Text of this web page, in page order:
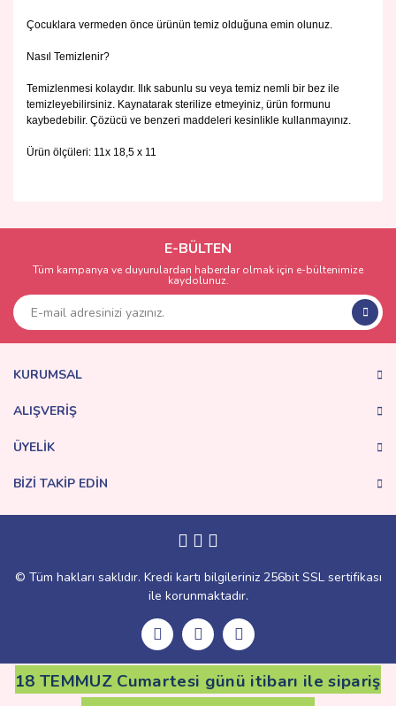
Çocuklara vermeden önce ürünün temiz olduğuna emin olunuz.
Nasıl Temizlenir?
Temizlenmesi kolaydır. Ilık sabunlu su veya temiz nemli bir bez ile
temizleyebilirsiniz. Kaynatarak sterilize etmeyiniz, ürün formunu
kaybedebilir. Çözücü ve benzeri maddeleri kesinlikle kullanmayınız.
Ürün ölçüleri: 11x 18,5 x 11
Yorum Yaz
kullanarak tarafımıza iletebilirsiniz.
Görüş ve önerileriniz için teşekkür ederiz.
Ürün açıklamasında eksik bilgiler bulunuyor.
Ürün bilgilerinde hatalar bulunuyor.
E-BÜLTEN
Tüm kampanya ve duyurulardan haberdar olmak için e-bültenimize
kaydolunuz.
KURUMSAL
ALIŞVERİŞ
ÜYELİK
BİZİ TAKİP EDİN
© Tüm hakları saklıdır. Kredi kartı bilgileriniz 256bit SSL sertifikası
ile korunmaktadır.
18 TEMMUZ Cumartesi günü itibarı ile sipariş